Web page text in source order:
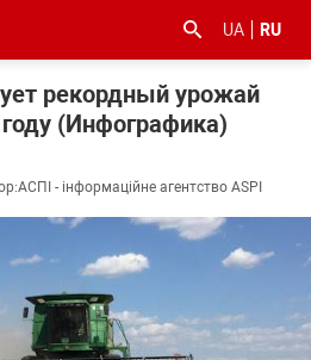
UA RU
рекордный урожай
(Инфографика)
АСПІ - інформаційне агентство ASPI
#Киев #коронавірус